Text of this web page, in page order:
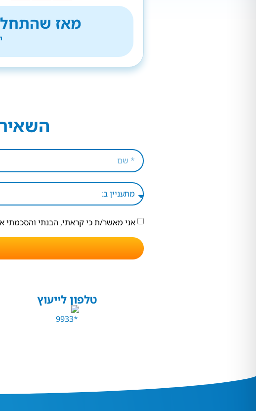
מאז
אני מאשר/ת כי קראתי, הבנתי והסכמתי
טלפון לייעוץ